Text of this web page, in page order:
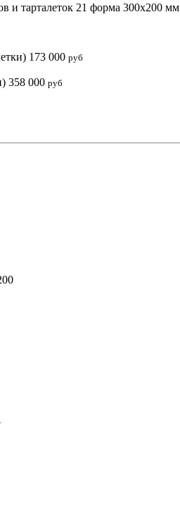
и тарталеток 21 форма 300х200 мм
173 000 руб
358 000 руб